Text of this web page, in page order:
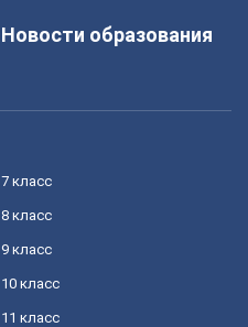
Новости образования
7 класс
8 класс
9 класс
10 класс
11 класс